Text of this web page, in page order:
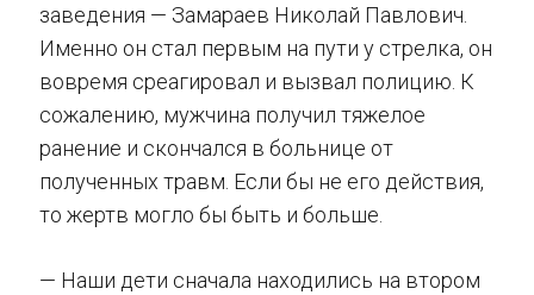
заведения — Замараев Николай Павлович.
Именно он стал первым на пути у стрелка, он
вовремя среагировал и вызвал полицию. К
сожалению, мужчина получил тяжелое
ранение и скончался в больнице от
полученных травм. Если бы не его действия,
то жертв могло бы быть и больше.
— Наши дети сначала находились на втором